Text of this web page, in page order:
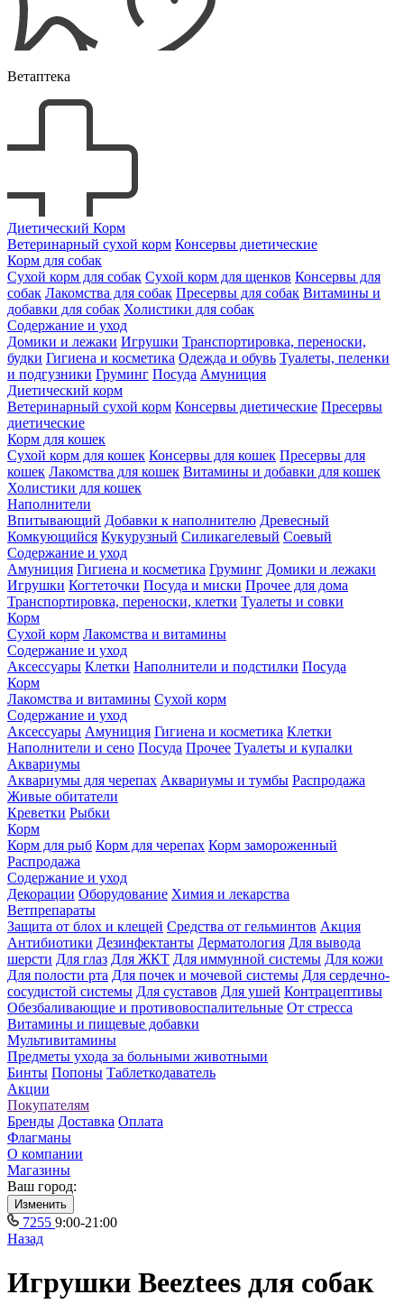
Ветаптека
Диетический Корм
Ветеринарный сухой корм Консервы диетические
Корм для собак
Сухой корм для собак Сухой корм для щенков Консервы для
собак Лакомства для собак Пресервы для собак Витамины и
добавки для собак Холистики для собак
Содержание и уход
Домики и лежаки Игрушки Транспортировка, переноски,
будки Гигиена и косметика Одежда и обувь Туалеты, пеленки
и подгузники Груминг Посуда Амуниция
Диетический корм
Ветеринарный сухой корм Консервы диетические Пресервы
диетические
Корм для кошек
Сухой корм для кошек Консервы для кошек Пресервы для
кошек Лакомства для кошек Витамины и добавки для кошек
Холистики для кошек
Наполнители
Впитывающий Добавки к наполнителю Древесный
Комкующийся Кукурузный Силикагелевый Соевый
Содержание и уход
Амуниция Гигиена и косметика Груминг Домики и лежаки
Игрушки Когтеточки Посуда и миски Прочее для дома
Транспортировка, переноски, клетки Туалеты и совки
Корм
Сухой корм Лакомства и витамины
Содержание и уход
Аксессуары Клетки Наполнители и подстилки Посуда
Корм
Лакомства и витамины Сухой корм
Содержание и уход
Аксессуары Амуниция Гигиена и косметика Клетки
Наполнители и сено Посуда Прочее Туалеты и купалки
Аквариумы
Аквариумы для черепах Аквариумы и тумбы Распродажа
Живые обитатели
Креветки Рыбки
Корм
Корм для рыб Корм для черепах Корм замороженный
Распродажа
Содержание и уход
Декорации Оборудование Химия и лекарства
Ветпрепараты
Защита от блох и клещей Средства от гельминтов Акция
Антибиотики Дезинфектанты Дерматология Для вывода
шерсти Для глаз Для ЖКТ Для иммунной системы Для кожи
Для полости рта Для почек и мочевой системы Для сердечно-
сосудистой системы Для суставов Для ушей Контрацептивы
Обезбаливающие и противовоспалительные От стресса
Витамины и пищевые добавки
Мультивитамины
Предметы ухода за больными животными
Бинты Попоны Таблеткодаватель
Акции
Покупателям
Бренды Доставка Оплата
Флагманы
О компании
Магазины
Ваш город:
Изменить
7255 9:00-21:00
Назад
Игрушки Beeztees для собак